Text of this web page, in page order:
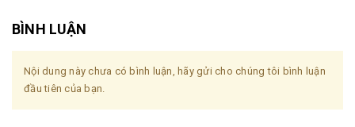
BÌNH LUẬN
Nội dung này chưa có bình luận, hãy gửi cho chúng tôi bình luận
đầu tiên của bạn.